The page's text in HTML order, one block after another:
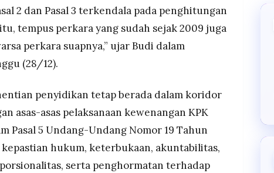
2 dan Pasal 3 terkendala pada penghitungan
tempus perkara yang sudah sejak 2009 juga
perkara suapnya,” ujar Budi dalam
(28/12).
penyidikan tetap berada dalam koridor
asas-asas pelaksanaan kewenangan KPK
Pasal 5 Undang-Undang Nomor 19 Tahun
kepastian hukum, keterbukaan, akuntabilitas,
serta penghormatan terhadap